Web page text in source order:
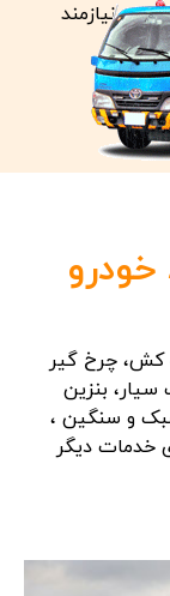
و نیازمند
خودرو
کش، چرخ گیر
بنزین
و سنگین ،
خدمات دیگر